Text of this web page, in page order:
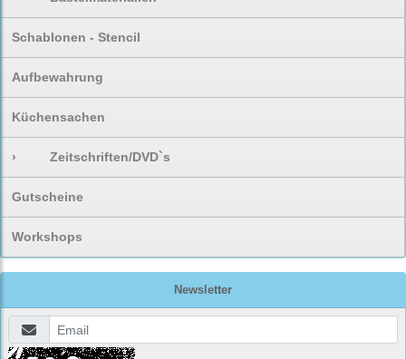
Schablonen - Stencil
Aufbewahrung
Küchensachen
› Zeitschriften/DVD`s
Gutscheine
Workshops
Newsletter